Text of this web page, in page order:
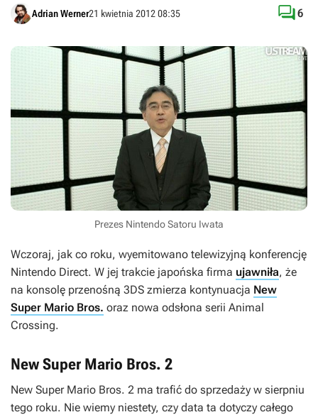
Adrian Werner21 kwietnia 2012 08:35 6
Prezes Nintendo Satoru Iwata
Wczoraj, jak co roku, wyemitowano telewizyjną konferencję
Nintendo Direct. W jej trakcie japońska firma ujawniła, że
na konsolę przenośną 3DS zmierza kontynuacja New
Super Mario Bros. oraz nowa odsłona serii Animal
Crossing.
New Super Mario Bros. 2
New Super Mario Bros. 2 ma trafić do sprzedaży w sierpniu
tego roku. Nie wiemy niestety, czy data ta dotyczy całego